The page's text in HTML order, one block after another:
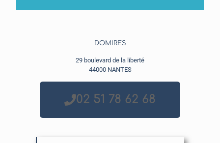
DOMIRES
29 boulevard de la liberté
44000 NANTES
02 51 78 62 68